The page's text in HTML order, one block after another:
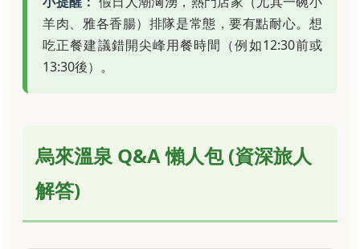
羊肉、雅各香腸）排隊是常態，要有點耐心。想
吃正餐建議錯開尖峰用餐時間（例如12:30前或
13:30後）。
烏來溫泉 Q&A 懶人包 (資深旅人
解答)